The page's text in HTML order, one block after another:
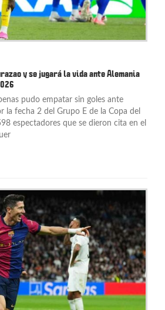
y se jugará la vida ante Alemania
pudo empatar sin goles ante
la fecha 2 del Grupo E de la Copa del
espectadores que se dieron cita en el